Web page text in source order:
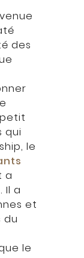
des
qui
le
a
Il a
et
du
le